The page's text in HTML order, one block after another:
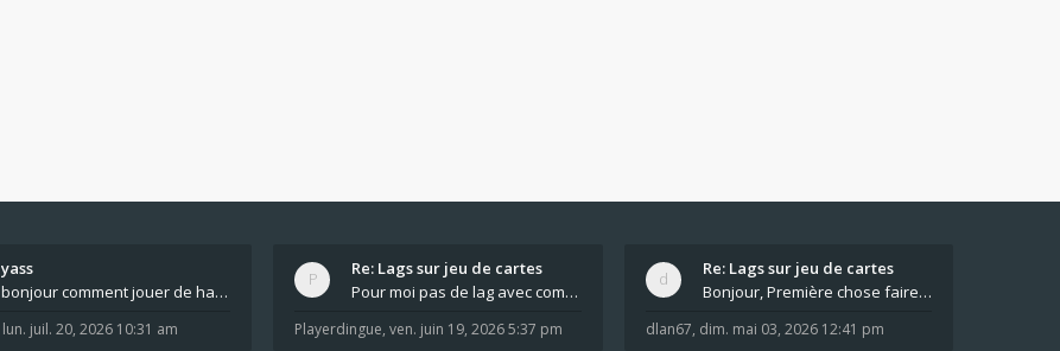
yass
bonjour comment jouer de haut en bas tout atout mi
lun. juil. 20, 2026 10:31 am
Re: Lags sur jeu de cartes
Pour moi pas de lag avec comme navigateur Chrome
Playerdingue, ven. juin 19, 2026 5:37 pm
Re: Lags sur jeu de cartes
Bonjour, Première chose faire un arrêt complet de
dlan67, dim. mai 03, 2026 12:41 pm